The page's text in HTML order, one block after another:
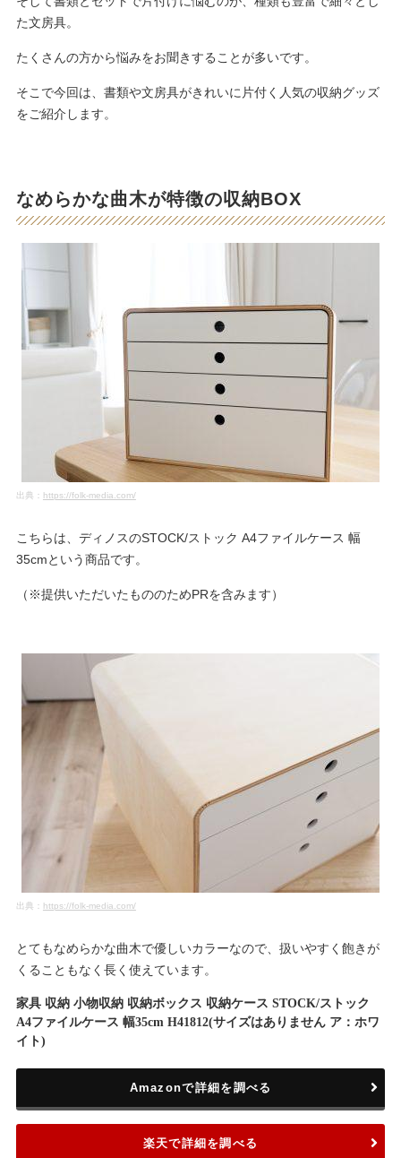
た文房具。
たくさんの方から悩みをお聞きすることが多いです。
そこで今回は、書類や文房具がきれいに片付く人気の収納グッズ
をご紹介します。
なめらかな曲木が特徴の収納BOX
出典： https://folk-media.com/
こちらは、ディノスのSTOCK/ストック A4ファイルケース 幅
35cmという商品です。
（※提供いただいたもののためPRを含みます）
出典： https://folk-media.com/
とてもなめらかな曲木で優しいカラーなので、扱いやすく飽きが
くることもなく長く使えています。
家具 収納 小物収納 収納ボックス 収納ケース STOCK/ストック
A4ファイルケース 幅35cm H41812(サイズはありません ア：ホワ
イト)
Amazonで詳細を調べる
楽天で詳細を調べる